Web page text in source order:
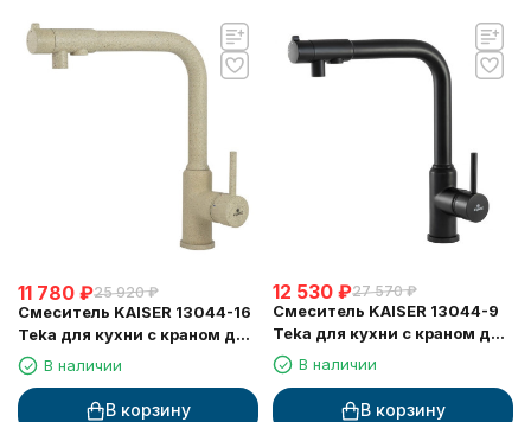
11 780 ₽25 920 ₽
Смеситель KAISER 13044-16
Teka для кухни с краном для
питьевой воды, песочный
мрамор
В наличии
В корзину
12 530 ₽27 570 ₽
Смеситель KAISER 13044-9
Teka для кухни с краном для
питьевой воды, черный
матовый
В наличии
В корзину